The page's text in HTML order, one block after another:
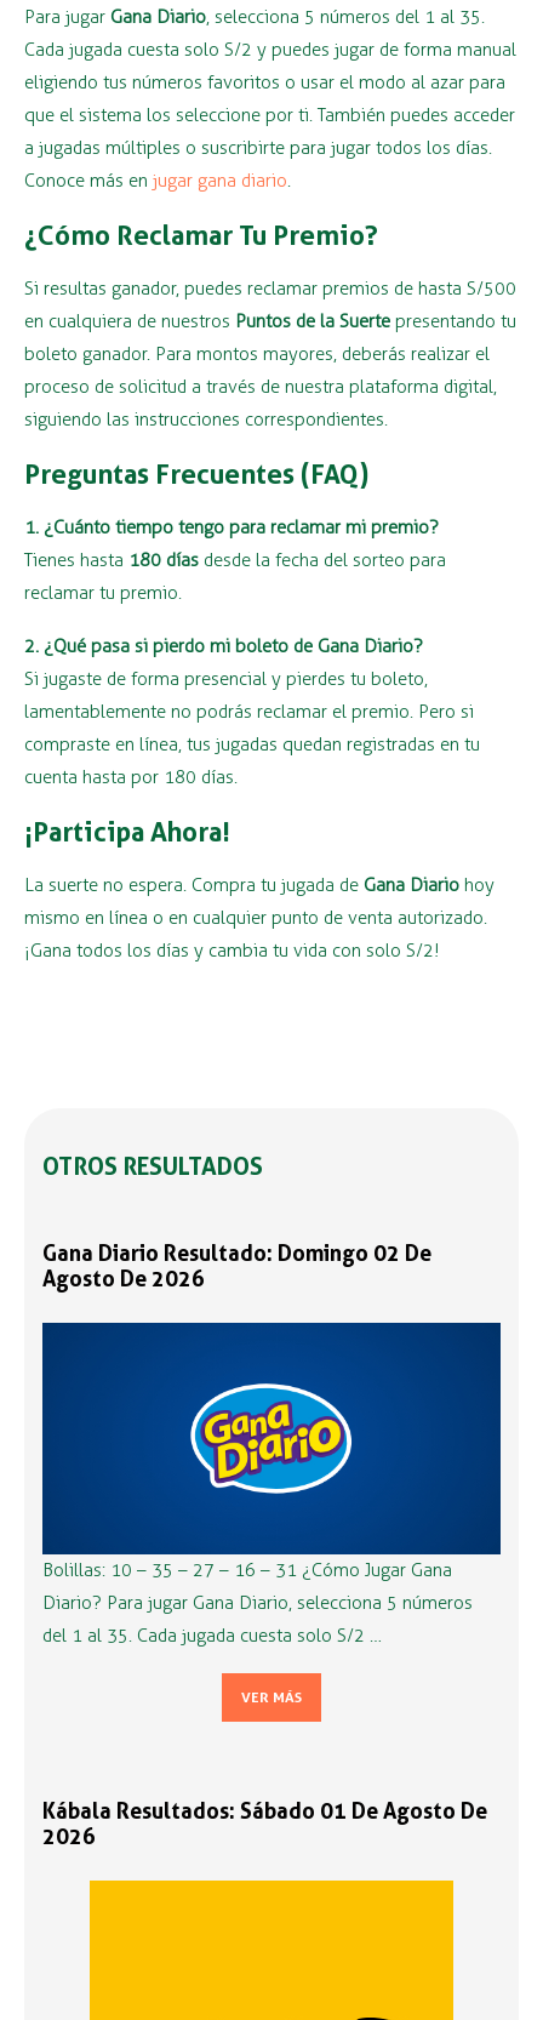
Para jugar Gana Diario, selecciona 5 números del 1 al 35.
Cada jugada cuesta solo S/2 y puedes jugar de forma manual
eligiendo tus números favoritos o usar el modo al azar para
que el sistema los seleccione por ti. También puedes acceder
a jugadas múltiples o suscribirte para jugar todos los días.
Conoce más en jugar gana diario.
¿Cómo Reclamar Tu Premio?
Si resultas ganador, puedes reclamar premios de hasta S/500
en cualquiera de nuestros Puntos de la Suerte presentando tu
boleto ganador. Para montos mayores, deberás realizar el
proceso de solicitud a través de nuestra plataforma digital,
siguiendo las instrucciones correspondientes.
Preguntas Frecuentes (FAQ)
1. ¿Cuánto tiempo tengo para reclamar mi premio?
Tienes hasta 180 días desde la fecha del sorteo para
reclamar tu premio.
2. ¿Qué pasa si pierdo mi boleto de Gana Diario?
Si jugaste de forma presencial y pierdes tu boleto,
lamentablemente no podrás reclamar el premio. Pero si
compraste en línea, tus jugadas quedan registradas en tu
cuenta hasta por 180 días.
¡Participa Ahora!
La suerte no espera. Compra tu jugada de Gana Diario hoy
mismo en línea o en cualquier punto de venta autorizado.
¡Gana todos los días y cambia tu vida con solo S/2!
OTROS RESULTADOS
Gana Diario Resultado: Domingo 02 De
Agosto De 2026
Bolillas: 10 – 35 – 27 – 16 – 31 ¿Cómo Jugar Gana
Diario? Para jugar Gana Diario, selecciona 5 números
del 1 al 35. Cada jugada cuesta solo S/2 …
VER MÁS
Kábala Resultados: Sábado 01 De Agosto De
2026